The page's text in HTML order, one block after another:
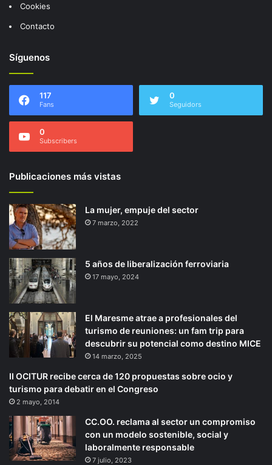
Cookies
Contacto
Síguenos
117
Fans
0
Seguidors
0
Subscribers
Publicaciones más vistas
La mujer, empuje del sector
7 marzo, 2022
5 años de liberalización ferroviaria
17 mayo, 2024
El Maresme atrae a profesionales del
turismo de reuniones: un fam trip para
descubrir su potencial como destino MICE
14 marzo, 2025
II OCITUR recibe cerca de 120 propuestas sobre ocio y
turismo para debatir en el Congreso
2 mayo, 2014
CC.OO. reclama al sector un compromiso
con un modelo sostenible, social y
laboralmente responsable
7 julio, 2023